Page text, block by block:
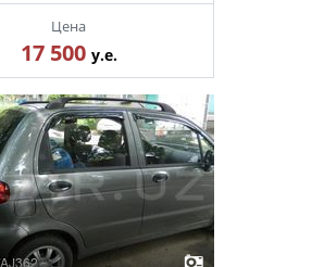
Цена
17 500 у.е.